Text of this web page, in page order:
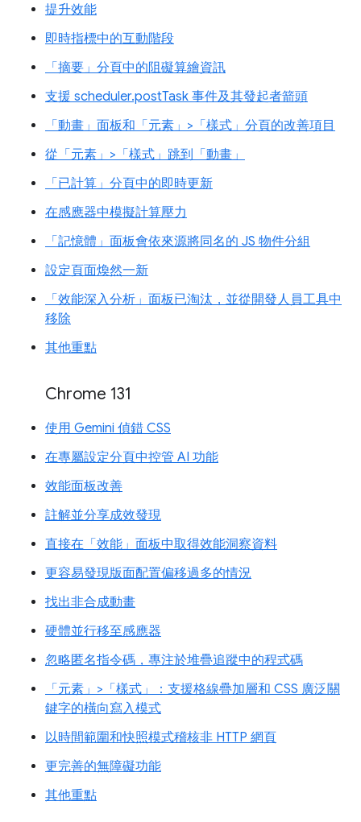
提升效能
即時指標中的互動階段
「摘要」分頁中的阻礙算繪資訊
支援 scheduler.postTask 事件及其發起者箭頭
「動畫」面板和「元素」>「樣式」分頁的改善項目
從「元素」>「樣式」跳到「動畫」
「已計算」分頁中的即時更新
在感應器中模擬計算壓力
「記憶體」面板會依來源將同名的 JS 物件分組
設定頁面煥然一新
「效能深入分析」面板已淘汰，並從開發人員工具中
移除
其他重點
Chrome 131
使用 Gemini 偵錯 CSS
在專屬設定分頁中控管 AI 功能
效能面板改善
註解並分享成效發現
直接在「效能」面板中取得效能洞察資料
更容易發現版面配置偏移過多的情況
找出非合成動畫
硬體並行移至感應器
忽略匿名指令碼，專注於堆疊追蹤中的程式碼
「元素」>「樣式」：支援格線疊加層和 CSS 廣泛關
鍵字的橫向寫入模式
以時間範圍和快照模式稽核非 HTTP 網頁
更完善的無障礙功能
其他重點